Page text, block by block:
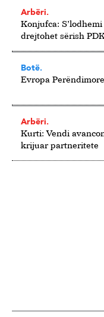
Arbëri.
Konjufca:
drejtohet sërish
Botë.
Evropa
Arbëri.
Kurti: Vendi
krijuar partneritete